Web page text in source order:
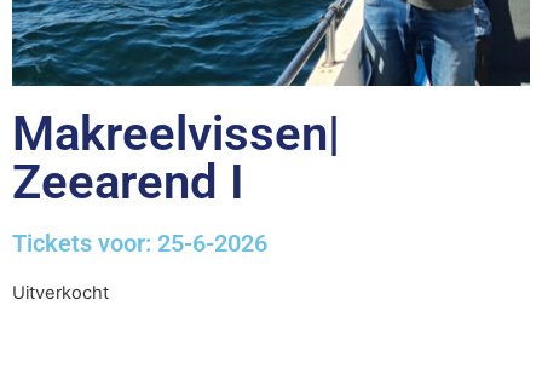
Makreelvissen|
Zeearend I
Tickets voor: 25-6-2026
Uitverkocht